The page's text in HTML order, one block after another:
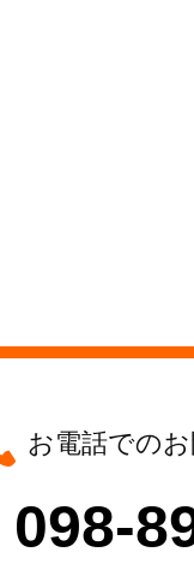
お電話での
098-